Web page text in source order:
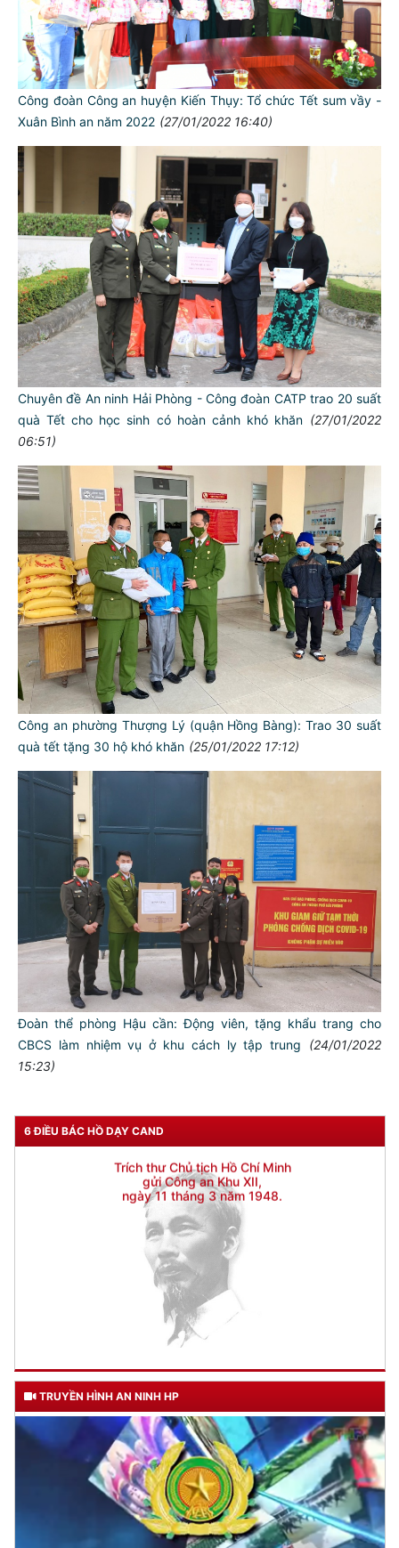
Công đoàn Công an huyện Kiến Thụy: Tổ chức Tết sum vầy -
Xuân Bình an năm 2022 (27/01/2022 16:40)
Chuyên đề An ninh Hải Phòng - Công đoàn CATP trao 20 suất
quà Tết cho học sinh có hoàn cảnh khó khăn (27/01/2022
06:51)
Công an phường Thượng Lý (quận Hồng Bàng): Trao 30 suất
quà tết tặng 30 hộ khó khăn (25/01/2022 17:12)
Đoàn thể phòng Hậu cần: Động viên, tặng khẩu trang cho
CBCS làm nhiệm vụ ở khu cách ly tập trung
(24/01/2022
15:23)
6 ĐIỀU BÁC HỒ DẠY CAND
TRUYỀN HÌNH AN NINH HP